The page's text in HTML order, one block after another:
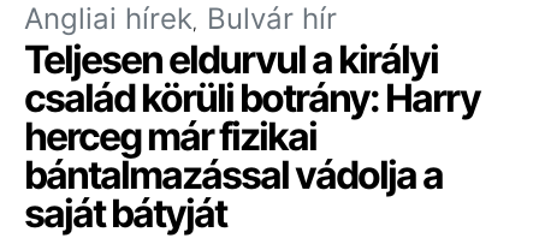
Angliai hírek Bulvár hír
Teljesen eldurvul a királyi
család körüli botrány: Harry
herceg már fizikai
bántalmazással vádolja a
saját bátyját